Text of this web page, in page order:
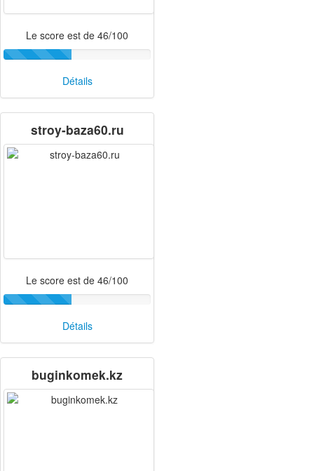
Le score est de 46/100
Détails
stroy-baza60.ru
Le score est de 46/100
Détails
buginkomek.kz